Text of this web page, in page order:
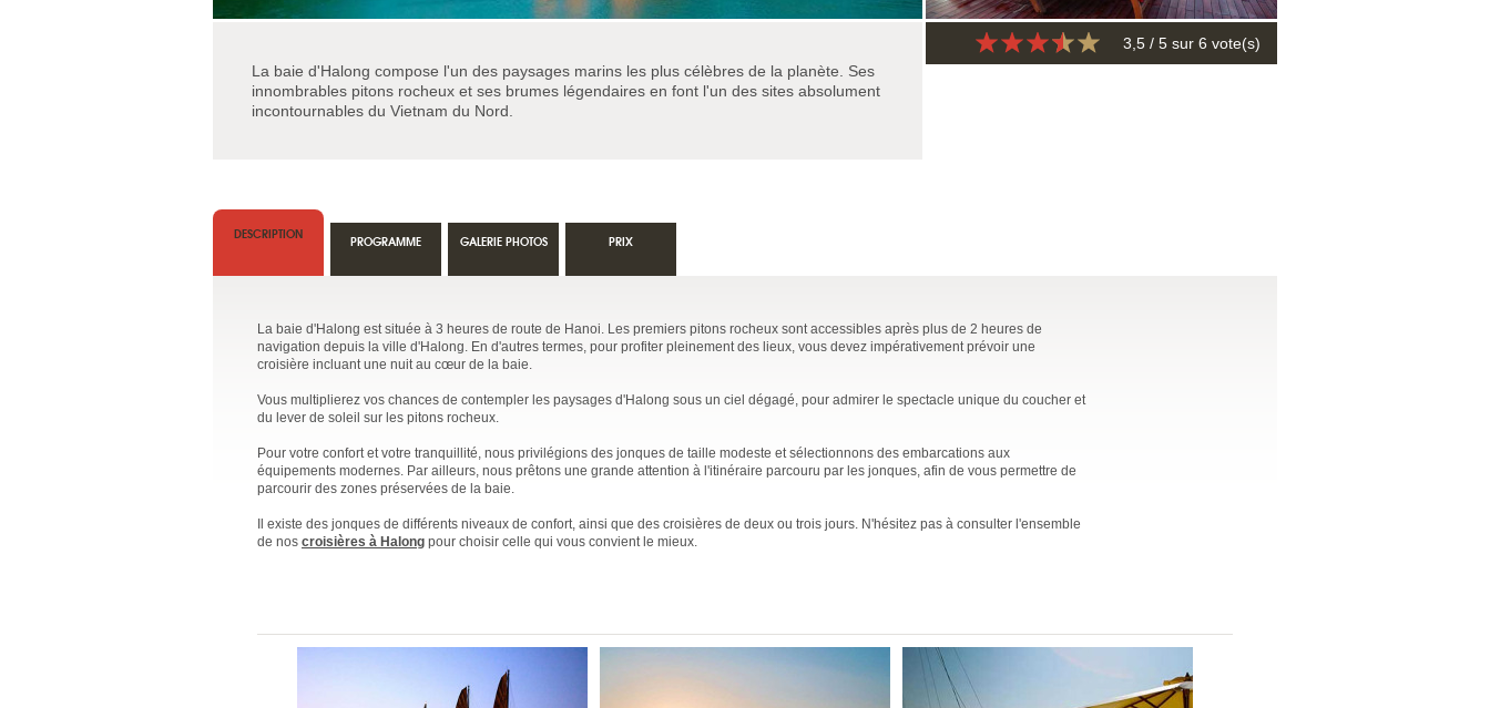
La baie d'Halong compose l'un des paysages marins les plus célèbres de la planète. Ses
innombrables pitons rocheux et ses brumes légendaires en font l'un des sites absolument
incontournables du Vietnam du Nord.
3,5 / 5 sur 6 vote(s)
DESCRIPTION
La baie d'Halong est située à 3 heures de route de Hanoi. Les premiers pitons rocheux sont accessibles après plus de 2 heures de
navigation depuis la ville d'Halong. En d'autres termes, pour profiter pleinement des lieux, vous devez impérativement prévoir une
croisière incluant une nuit au cœur de la baie.
Vous multiplierez vos chances de contempler les paysages d'Halong sous un ciel dégagé, pour admirer le spectacle unique du coucher et
du lever de soleil sur les pitons rocheux.
Pour votre confort et votre tranquillité, nous privilégions des jonques de taille modeste et sélectionnons des embarcations aux
équipements modernes. Par ailleurs, nous prêtons une grande attention à l'itinéraire parcouru par les jonques, afin de vous permettre de
parcourir des zones préservées de la baie.
Il existe des jonques de différents niveaux de confort, ainsi que des croisières de deux ou trois jours. N'hésitez pas à consulter l'ensemble
de nos croisières à Halong pour choisir celle qui vous convient le mieux.
PROGRAMME GALERIE PHOTOS PRIX